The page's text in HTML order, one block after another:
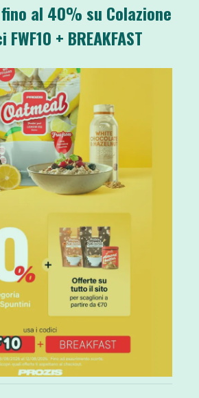
al 40% su Colazione
+ BREAKFAST